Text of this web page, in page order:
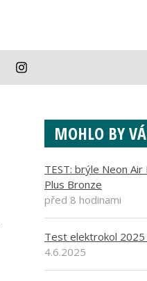
MOHLO BY
TEST: brýle Neon
Plus Bronze
před 8 hodinami
Test elektrokol 2025
4.6.2025